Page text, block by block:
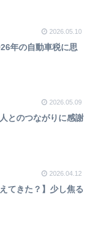
2026.05.10
年の自動車税に思
2026.05.09
とのつながりに感謝
2026.04.12
てきた？】少し焦る